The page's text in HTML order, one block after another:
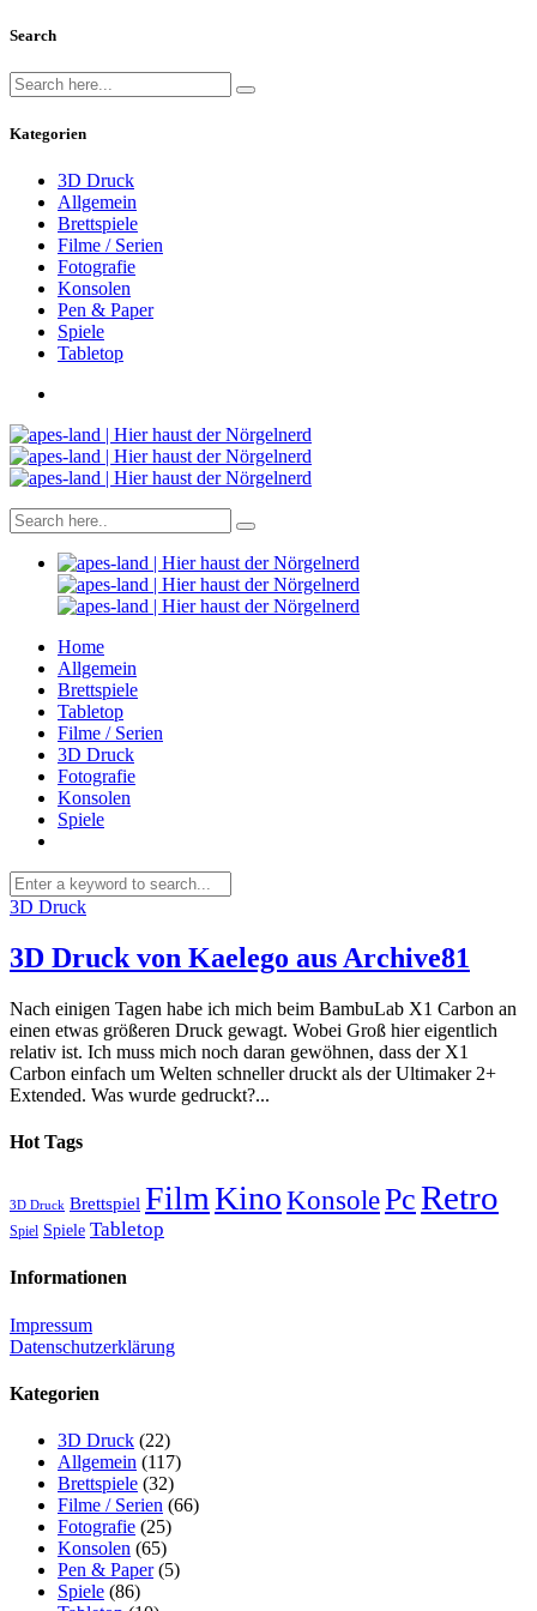
Search
Kategorien
3D Druck
Allgemein
Brettspiele
Filme / Serien
Fotografie
Konsolen
Pen & Paper
Spiele
Tabletop
Home
Allgemein
Brettspiele
Tabletop
Filme / Serien
3D Druck
Fotografie
Konsolen
Spiele
3D Druck
3D Druck von Kaelego aus Archive81
Nach einigen Tagen habe ich mich beim BambuLab X1 Carbon an
einen etwas größeren Druck gewagt. Wobei Groß hier eigentlich
relativ ist. Ich muss mich noch daran gewöhnen, dass der X1
Carbon einfach um Welten schneller druckt als der Ultimaker 2+
Extended. Was wurde gedruckt?...
Hot Tags
3D Druck Brettspiel FilmKinoKonsolePcRetro
Spiel Spiele Tabletop
Informationen
Impressum
Datenschutzerklärung
Kategorien
3D Druck (22)
Allgemein (117)
Brettspiele (32)
Filme / Serien (66)
Fotografie (25)
Konsolen (65)
Pen & Paper(5)
Spiele (86)